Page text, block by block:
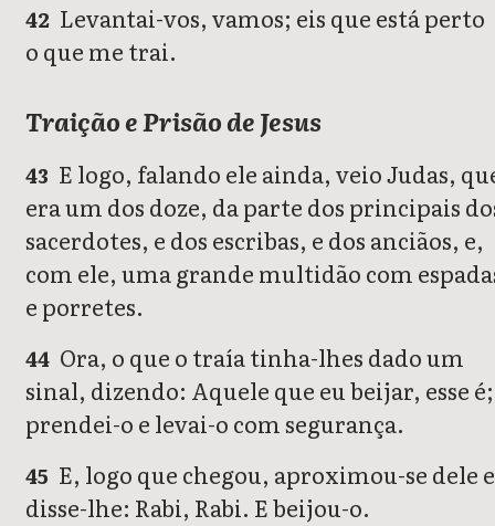
42 Levantai-vos, vamos; eis que está perto
o que me trai.
Traição e Prisão de Jesus
43 E logo, falando ele ainda, veio Judas,
era um dos doze, da parte dos principais
sacerdotes, e dos escribas, e dos anciãos, e,
com ele, uma grande multidão com
e porretes.
44 Ora, o que o traía tinha-lhes dado um
sinal, dizendo: Aquele que eu beijar, esse é;
prendei-o e levai-o com segurança.
45 E, logo que chegou, aproximou-se dele e
disse-lhe: Rabi, Rabi. E beijou-o.